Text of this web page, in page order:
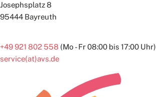
Josephsplatz 8
95444 Bayreuth
+49 921 802 558 (Mo - Fr 08:00 bis 17:00 Uhr)
service(at)avs.de